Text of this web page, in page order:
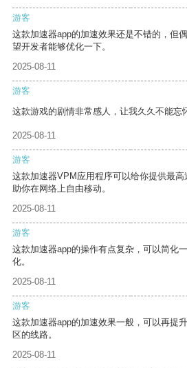
游客
这款加速器app的加速效果还是不错的，但
望开发者能够优化一下。
2025-08-11
游客
这款游戏的剧情非常感人，让我久久不能忘
2025-08-11
游客
这款加速器VPM应用程序可以给你提供最
助你在网络上自由移动。
2025-08-11
游客
这款加速器app的操作有点复杂，可以简化
化。
2025-08-11
游客
这款加速器app的加速效果一般，可以再提
区的线路。
2025-08-11